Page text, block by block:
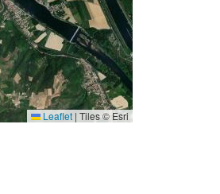
Leaflet | Tiles © Esri